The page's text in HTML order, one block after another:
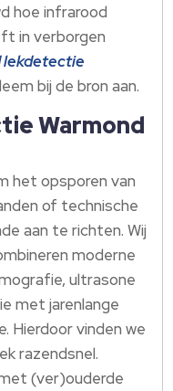
hoe infrarood
in verborgen
lekdetectie
bij de bron aan.​
Warmond
het opsporen van
of technische
aan te richten.​ Wij
moderne
ultrasone
met jarenlange
Hierdoor vinden we
razendsnel.​
(ver)ouderde